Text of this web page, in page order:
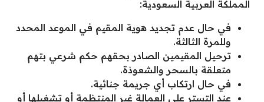
المملكة العربية السعودية:
في حال عدم تجديد هوية المقيم في الموعد المحدد
وللمرة الثالثة.
ترحيل المقيمين الصادر بحقهم حكم شرعي بتهم
متعلقة بالسحر والشعوذة.
في حال ارتكاب أي جريمة جنائية.
عند التستر على العمالة غير المنتظمة أو تشغيلها أو